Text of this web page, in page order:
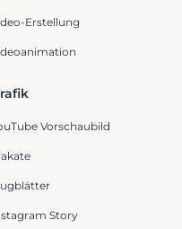
Vorschaubild
Story
Erstellung